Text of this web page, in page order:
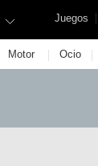
Juegos |
Motor | Ocio |